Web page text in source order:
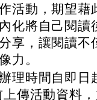
活動，期望藉
化將自己閱讀
享，讓閱讀不
力。
理時間自即日
上傳活動資料